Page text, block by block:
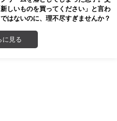
しいものを買ってください」と言わ
はないのに、理不尽すぎませんか？
に見る